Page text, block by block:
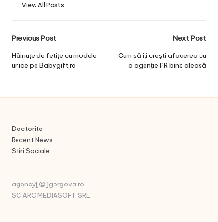
View All Posts
Post
navigation
Previous Post
Hăinuțe de fetițe cu modele
unice pe Babygift.ro
Next Post
Cum să îți crești afacerea cu
o agenție PR bine aleasă
Doctorite
Recent News
Stiri Sociale
agency[@]gorgova.ro
SC ARC MEDIASOFT SRL